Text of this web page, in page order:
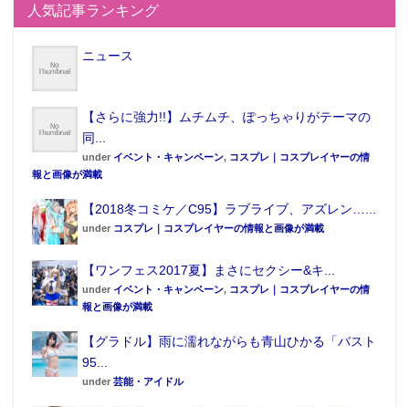
人気記事ランキング
ニュース
【さらに強力!!】ムチムチ、ぽっちゃりがテーマの
同...
under イベント・キャンペーン, コスプレ｜コスプレイヤーの情
報と画像が満載
【2018冬コミケ／C95】ラブライブ、アズレン…...
under コスプレ｜コスプレイヤーの情報と画像が満載
【ワンフェス2017夏】まさにセクシー&キ...
under イベント・キャンペーン, コスプレ｜コスプレイヤーの情
報と画像が満載
【グラドル】雨に濡れながらも青山ひかる「バスト
95...
under 芸能・アイドル